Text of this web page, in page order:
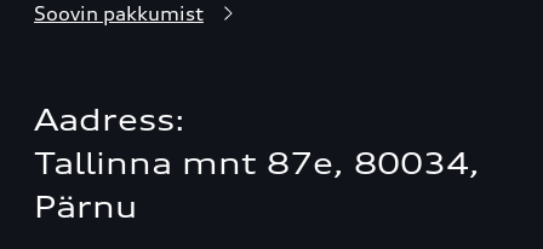
Soovin pakkumist
Aadress:
Tallinna mnt 87e, 80034,
Pärnu